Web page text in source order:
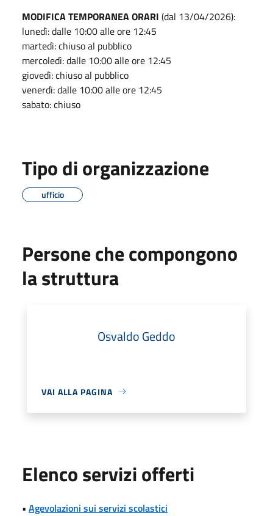
MODIFICA TEMPORANEA ORARI (dal 13/04/2026):
lunedì: dalle 10:00 alle ore 12:45
martedì: chiuso al pubblico
mercoledì: dalle 10:00 alle ore 12:45
giovedì: chiuso al pubblico
venerdì: dalle 10:00 alle ore 12:45
sabato: chiuso
Tipo di organizzazione
ufficio
Persone che compongono
la struttura
Osvaldo Geddo
VAI ALLA PAGINA
Elenco servizi offerti
• Agevolazioni sui servizi scolastici